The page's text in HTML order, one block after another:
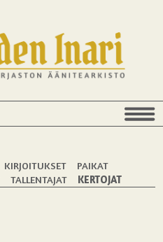
KIRJOITUKSET
PAIKAT
TALLENTAJAT KERTOJAT